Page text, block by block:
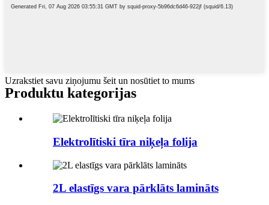
Uzrakstiet savu ziņojumu šeit un nosūtiet to mums
Produktu kategorijas
Elektrolītiski tīra niķeļa folija
2L elastīgs vara pārklāts lamināts